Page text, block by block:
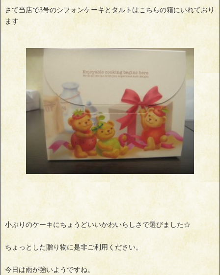
さて当店で3号のシフォンケーキとタルトはこちらの箱にいれており
ます
小ぶりのケーキにちょうどいいかわいらしさで選びました☆
ちょっとした贈り物に是非ご利用ください。
今日は雨が強いようですね。